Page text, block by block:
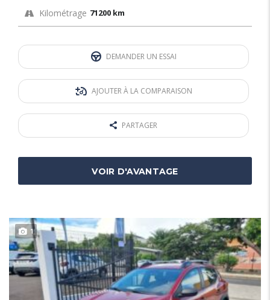
Kilométrage 71200 km
DEMANDER UN ESSAI
AJOUTER À LA COMPARAISON
PARTAGER
VOIR D'AVANTAGE
1